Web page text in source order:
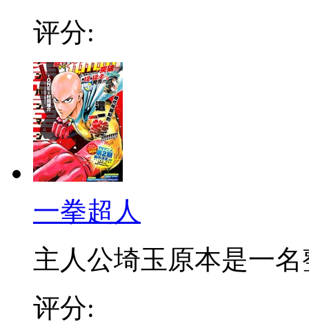
评分:
一拳超人
主人公埼玉原本是一名
评分: